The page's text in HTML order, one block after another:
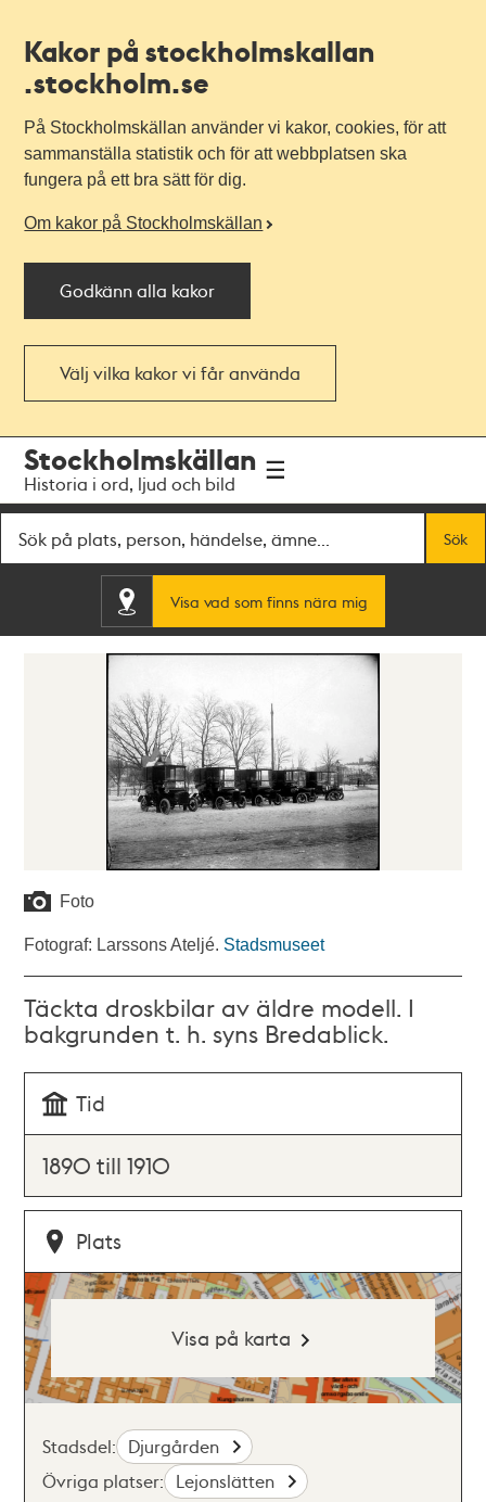
Kakor på stockholmskallan
.stockholm.se
På Stockholmskällan använder vi kakor, cookies, för att
sammanställa statistik och för att webbplatsen ska
fungera på ett bra sätt för dig.
Om kakor på Stockholmskällan
Godkänn alla kakor
Välj vilka kakor vi får använda
navigationen
huvudinnehållet
Stockholmskällan
Historia i ord, ljud och bild
Sök
Visa vad som finns nära mig
Foto
Fotograf: Larssons Ateljé. Stadsmuseet
Täckta droskbilar av äldre modell. I
bakgrunden t. h. syns Bredablick.
Tid
1890 till 1910
Plats
Visa på karta
Stadsdel: Djurgården
Övriga platser: Lejonslätten